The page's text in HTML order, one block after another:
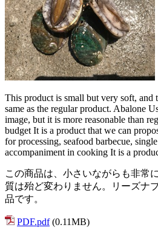
This product is small but very soft, and
same as the regular product. Abalone
image, but it is more reasonable than
budget It is a product that we can
for processing, seafood barbecue,
accompaniment in cooking It is a
この商品は、小さいながらも非常
質は殆ど変わりません。リーズナ
品です。
PDF.pdf (0.11MB)